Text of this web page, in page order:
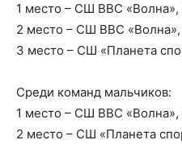
1 место – СШ ВВС «Волна»,
2 место – СШ ВВС «Волна»,
3 место – СШ «Планета
Среди команд мальчиков:
1 место – СШ ВВС «Волна»,
2 место – СШ «Планета